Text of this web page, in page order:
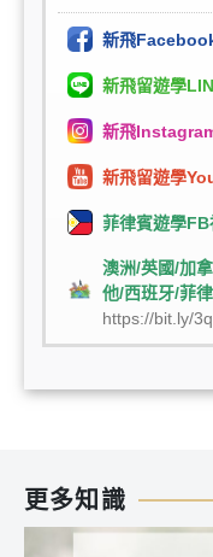
新飛
新飛留遊學
新飛
新飛留遊學
菲律賓遊學FB
澳洲/英國/加
他/西班牙/菲
https://bit.ly/
更多知識